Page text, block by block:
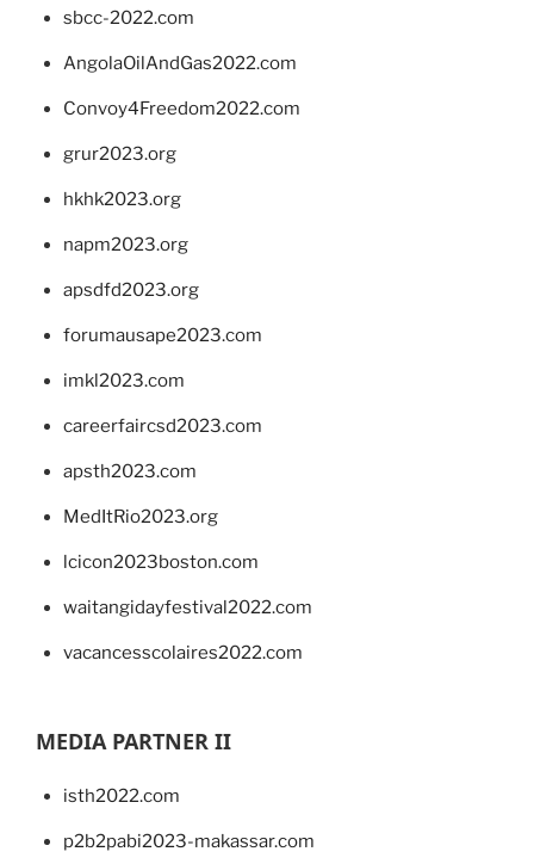
sbcc-2022.com
AngolaOilAndGas2022.com
Convoy4Freedom2022.com
grur2023.org
hkhk2023.org
napm2023.org
apsdfd2023.org
forumausape2023.com
imkl2023.com
careerfaircsd2023.com
apsth2023.com
MedItRio2023.org
lcicon2023boston.com
waitangidayfestival2022.com
vacancesscolaires2022.com
MEDIA PARTNER II
isth2022.com
p2b2pabi2023-makassar.com